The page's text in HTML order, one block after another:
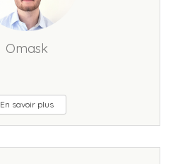
Omask
En savoir plus